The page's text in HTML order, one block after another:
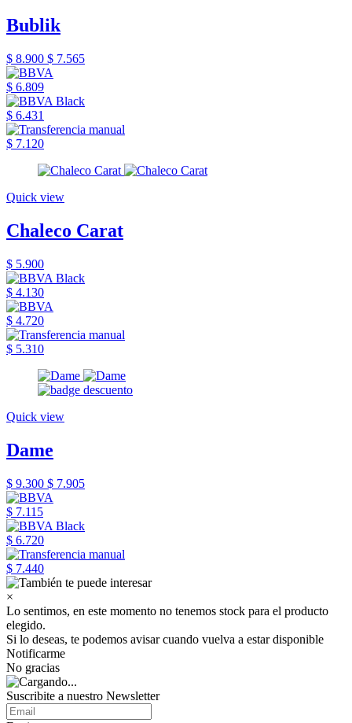
Bublik
$ 8.900 $ 7.565
$ 6.809
$ 6.431
$ 7.120
Quick view
Chaleco Carat
$ 5.900
$ 4.130
$ 4.720
$ 5.310
Quick view
Dame
$ 9.300 $ 7.905
$ 7.115
$ 6.720
$ 7.440
×
Lo sentimos, en este momento no tenemos stock para el producto
elegido.
Si lo deseas, te podemos avisar cuando vuelva a estar disponible
Notificarme
No gracias
Suscribite a nuestro Newsletter